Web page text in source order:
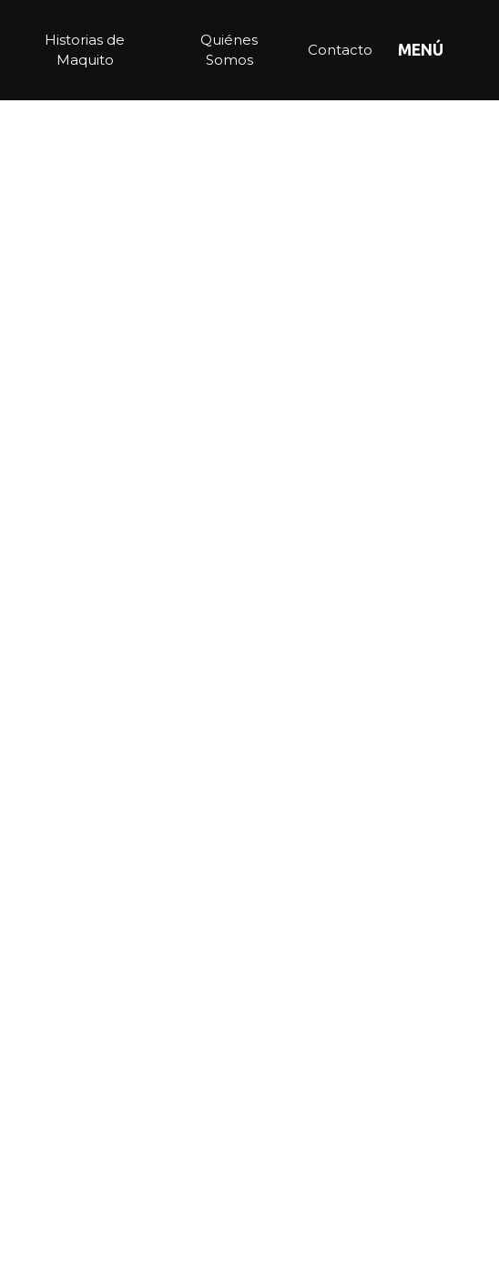
Historias de
Maquito
Quiénes
Somos
Contacto MENÚ